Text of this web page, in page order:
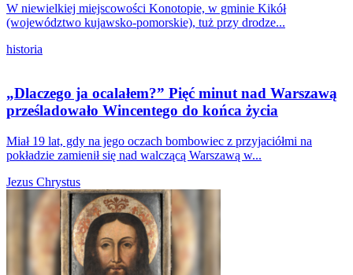
W niewielkiej miejscowości Konotopie, w gminie Kikół
(województwo kujawsko-pomorskie), tuż przy drodze...
historia
„Dlaczego ja ocalałem?” Pięć minut nad Warszawą
prześladowało Wincentego do końca życia
Miał 19 lat, gdy na jego oczach bombowiec z przyjaciółmi na
pokładzie zamienił się nad walczącą Warszawą w...
Jezus Chrystus